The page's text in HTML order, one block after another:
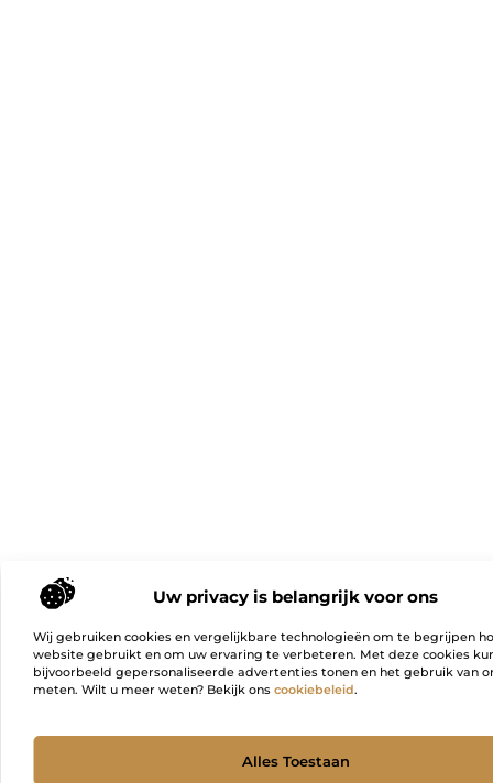
Uw privacy is belangrijk voor ons
Wij gebruiken cookies en vergelijkbare technologieën om te begrijpen
website gebruikt en om uw ervaring te verbeteren. Met deze cookies
bijvoorbeeld gepersonaliseerde advertenties tonen en het gebruik van
meten. Wilt u meer weten? Bekijk ons cookiebeleid.
Alles Toestaan